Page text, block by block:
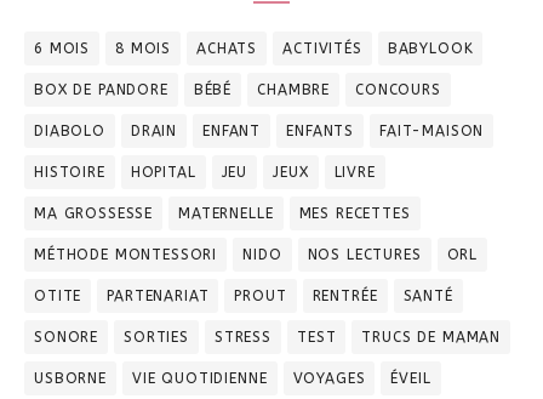
6 MOIS 8 MOIS ACHATS ACTIVITÉS BABYLOOK
BOX DE PANDORE BÉBÉ CHAMBRE CONCOURS
DIABOLO DRAIN ENFANT ENFANTS FAIT-MAISON
HISTOIRE HOPITAL JEU JEUX LIVRE
MA GROSSESSE MATERNELLE MES RECETTES
MÉTHODE MONTESSORI NIDO NOS LECTURES ORL
OTITE PARTENARIAT PROUT RENTRÉE SANTÉ
SONORE SORTIES STRESS TEST TRUCS DE MAMAN
USBORNE VIE QUOTIDIENNE VOYAGES ÉVEIL